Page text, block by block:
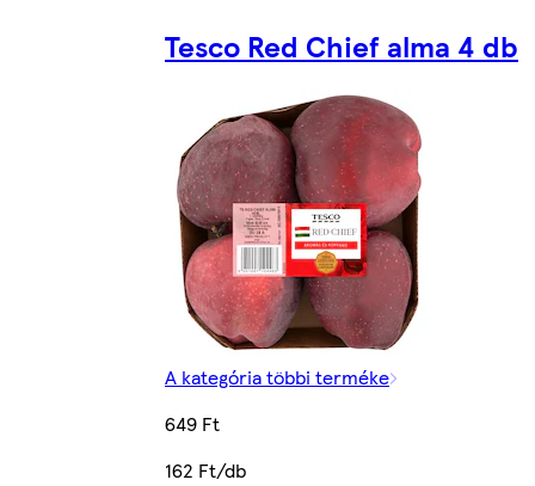
Tesco Red Chief alma 4 db
A kategória többi terméke
649 Ft
162 Ft/db